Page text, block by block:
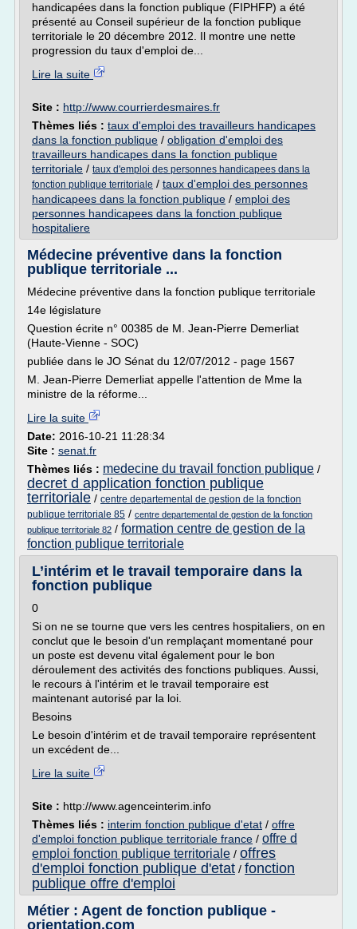
handicapées dans la fonction publique (FIPHFP) a été
présenté au Conseil supérieur de la fonction publique
territoriale le 20 décembre 2012. Il montre une nette
progression du taux d'emploi de...
Lire la suite
Site : http://www.courrierdesmaires.fr
Thèmes liés : taux d'emploi des travailleurs handicapes
dans la fonction publique / obligation d'emploi des
travailleurs handicapes dans la fonction publique
territoriale / taux d'emploi des personnes handicapees dans la
fonction publique territoriale / taux d'emploi des personnes
handicapees dans la fonction publique / emploi des
personnes handicapees dans la fonction publique
hospitaliere
Médecine préventive dans la fonction
publique territoriale ...
Médecine préventive dans la fonction publique territoriale
14e législature
Question écrite n° 00385 de M. Jean-Pierre Demerliat
(Haute-Vienne - SOC)
publiée dans le JO Sénat du 12/07/2012 - page 1567
M. Jean-Pierre Demerliat appelle l'attention de Mme la
ministre de la réforme...
Lire la suite
Date: 2016-10-21 11:28:34
Site : senat.fr
Thèmes liés : medecine du travail fonction publique /
decret d application fonction publique
territoriale / centre departemental de gestion de la fonction
publique territoriale 85 / centre departemental de gestion de la fonction
publique territoriale 82 / formation centre de gestion de la
fonction publique territoriale
L’intérim et le travail temporaire dans la
fonction publique
0
Si on ne se tourne que vers les centres hospitaliers, on en
conclut que le besoin d'un remplaçant momentané pour
un poste est devenu vital également pour le bon
déroulement des activités des fonctions publiques. Aussi,
le recours à l'intérim et le travail temporaire est
maintenant autorisé par la loi.
Besoins
Le besoin d'intérim et de travail temporaire représentent
un excédent de...
Lire la suite
Site : http://www.agenceinterim.info
Thèmes liés : interim fonction publique d'etat / offre
d'emploi fonction publique territoriale france / offre d
emploi fonction publique territoriale / offres
d'emploi fonction publique d'etat / fonction
publique offre d'emploi
Métier : Agent de fonction publique -
orientation.com